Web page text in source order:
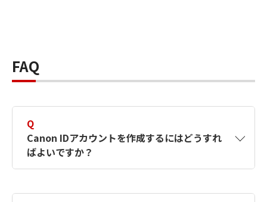
FAQ
Q
Canon IDアカウントを作成するにはどうすれ
ばよいですか？